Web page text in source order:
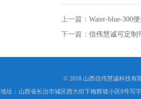
上一篇： Water-blue-300
下一篇： 信伟慧诚可定制
© 2018 山西信伟慧诚科技有
地址：山西省长治市城区西大街下梅辉坡小区8号写